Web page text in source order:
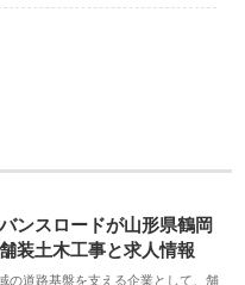
ンスロードが山形県鶴岡
装土木工事と求人情報
の道路基盤を支える企業として、舗